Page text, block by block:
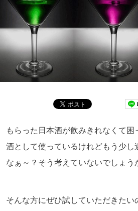
もらった日本酒が飲みきれなくて困
酒として使っているけれどもう少し
なぁ～？そう考えていないでしょう
そんな方にぜひ試していただきたい